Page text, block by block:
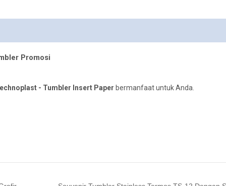
Promosi
- Tumbler Insert Paper bermanfaat untuk Anda.